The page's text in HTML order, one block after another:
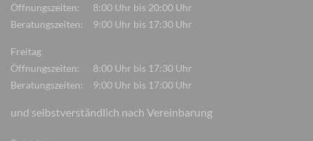
Öffnungszeiten:
8:00 Uhr bis 20:00 Uhr
Beratungszeiten:
9:00 Uhr bis 17:30 Uhr
Freitag
Öffnungszeiten:
8:00 Uhr bis 17:30 Uhr
Beratungszeiten:
9:00 Uhr bis 17:00 Uhr
und selbstverständlich nach Vereinbarung